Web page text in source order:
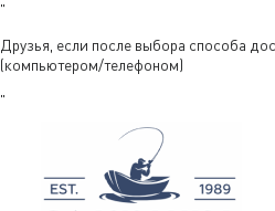
"
Друзья, если после выбора способа
(компьютером/телефоном)
"